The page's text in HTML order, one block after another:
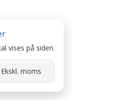
vises på siden.
Ekskl. moms